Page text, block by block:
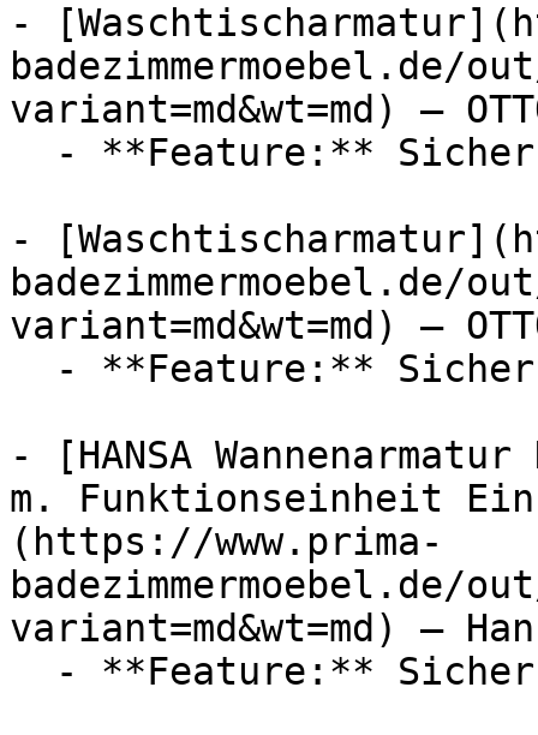
-
badezimmermoebel.de/
variant=md&wt=md) —
-
badezimmermoebel.de/
variant=md&wt=md) —
- [HANSA
m. Funktionseinheit
(https://www.prima-
badezimmermoebel.de/
variant=md&wt=md) —